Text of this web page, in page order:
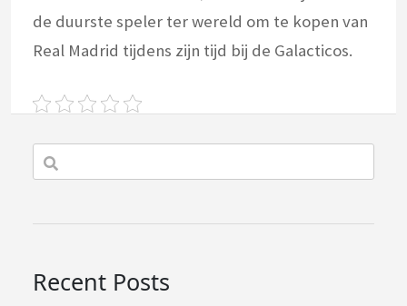
de duurste speler ter wereld om te kopen van
Real Madrid tijdens zijn tijd bij de Galacticos.
Recent Posts